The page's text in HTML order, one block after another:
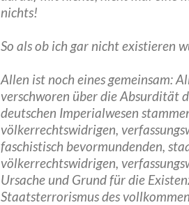
nichts!
So als ob ich gar nicht existieren
Allen ist noch eines gemeinsam:
verschworen über die Absurdität
deutschen Imperialwesen
völkerrechtswidrigen,
faschistisch bevormundenden,
völkerrechtswidrigen,
Ursache und Grund für die
Staatsterrorismus des